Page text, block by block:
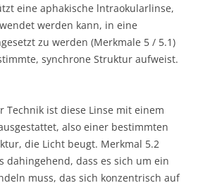
eine aphakische lntraokularlinse,
werden kann, in eine
zu werden (Merkmale 5 / 5.1)
synchrone Struktur aufweist.
Technik ist diese Linse mit einem
also einer bestimmten
die Licht beugt. Merkmal 5.2
dahingehend, dass es sich um ein
muss, das sich konzentrisch auf